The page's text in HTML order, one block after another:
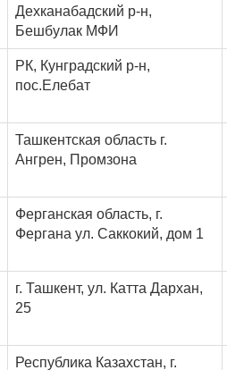
Дехканабадский р-н,
Бешбулак МФИ
РК, Кунградский р-н,
пос.Елебат
Ташкентская область г.
Ангрен, Промзона
Ферганская область, г.
Фергана ул. Саккокий, дом 1
г. Ташкент, ул. Катта Дархан,
25
Республика Казахстан, г.